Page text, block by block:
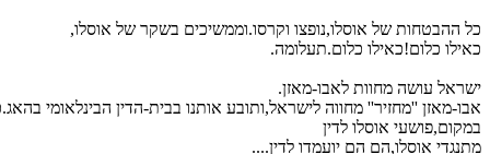
כל ההבטחות של אוסלו,נופצו וקרסו.וממשיכים בשקר של אוסלו,
כאילו כלום!כאילו כלום.תעלומה.
ישראל עושה מחוות לאבו-מאזן.
אבו-מאזן ''מחזיר'' מחווה לישראל,ותובע אותנו בבית-הדין הבינלאומי
במקום,פושעי אוסלו לדין
מתנגדי אוסלו,הם הם יועמדו לדין....